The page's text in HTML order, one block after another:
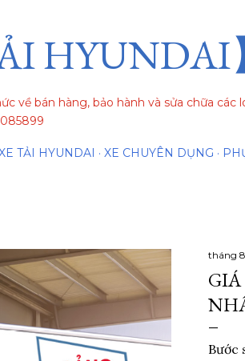
HYUNDAI】
về bán hàng, bảo hành và sửa chữa các
TẢI HYUNDAI XE CHUYÊN DỤNG
tháng
Bước